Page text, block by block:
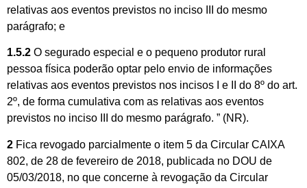
relativas aos eventos previstos no inciso III do mesmo
parágrafo; e
1.5.2 O segurado especial e o pequeno produtor rural
pessoa física poderão optar pelo envio de informações
relativas aos eventos previstos nos incisos I e II do 8º do art.
2º, de forma cumulativa com as relativas aos eventos
previstos no inciso III do mesmo parágrafo. ” (NR).
2 Fica revogado parcialmente o item 5 da Circular CAIXA
802, de 28 de fevereiro de 2018, publicada no DOU de
05/03/2018, no que concerne à revogação da Circular